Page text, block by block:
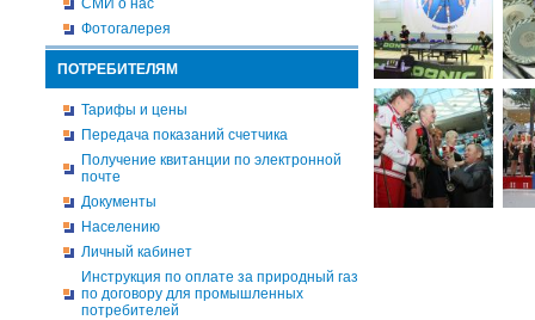
СМИ о нас
Фотогалерея
ПОТРЕБИТЕЛЯМ
Тарифы и цены
Передача показаний счетчика
Получение квитанции по электронной
почте
Документы
Населению
Личный кабинет
Инструкция по оплате за природный газ
по договору для промышленных
потребителей